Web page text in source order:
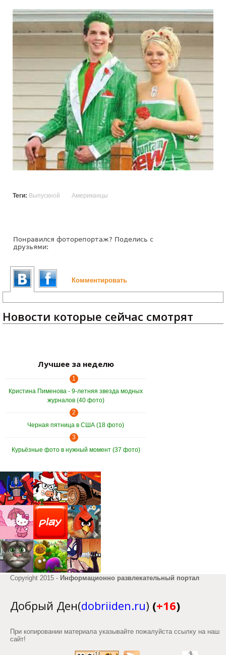
Теги: Выпускной Американцы
Понравился фоторепортаж? Поделись с
друзьями:
Комментировать
Новости которые сейчас смотрят
Лучшее за неделю
1
Кристина Пименова - 9-летняя звезда модных
журналов (40 фото)
2
Черная пятница в США (18 фото)
3
Курьёзные фото в нужный момент (37 фото)
Copyright 2015 - Информационно развлекательный портал
Добрый Ден(dobriiden.ru) (+16)
При копировании материала указывайте пожалуйста ссылку на наш
сайт!